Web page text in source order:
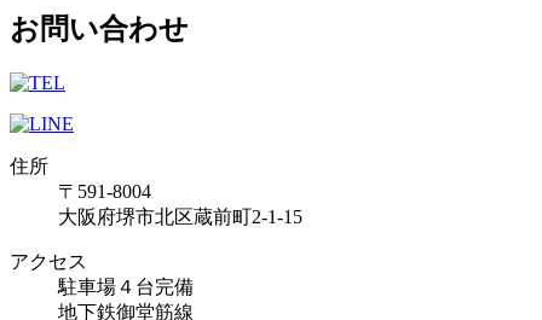
お問い合わせ
住所
〒591-8004
大阪府堺市北区蔵前町2-1-15
アクセス
駐車場４台完備
地下鉄御堂筋線